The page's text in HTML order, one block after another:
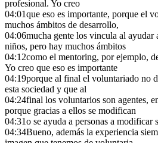
profesional. Yo creo
04:01que eso es importante, porque el
muchos ámbitos de desarrollo,
04:06mucha gente los vincula al ayudar
niños, pero hay muchos ámbitos
04:12como el mentoring, por ejemplo,
Yo creo que eso es importante
04:19porque al final el voluntariado no
esta sociedad y que al
04:24final los voluntarios son agentes,
porque gracias a ellos se modifican
04:31o se ayuda a personas a modificar
04:34Bueno, además la experiencia